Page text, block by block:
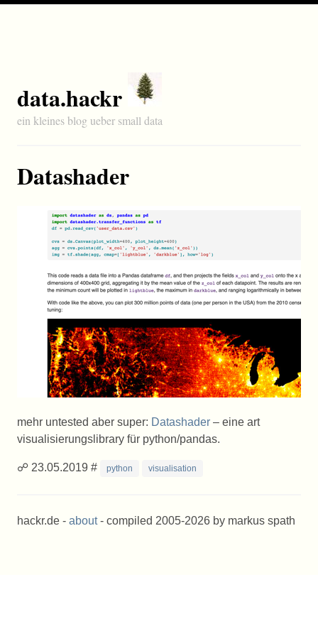
data.hackr
ein kleines blog ueber small data
Datashader
mehr untested aber super: Datashader – eine art
visualisierungslibrary für python/pandas.
☍ 23.05.2019 # python visualisation
hackr.de - about- compiled 2005-2026 by markus spath